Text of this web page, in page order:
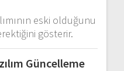
eski olduğunu
gösterir.
Güncelleme